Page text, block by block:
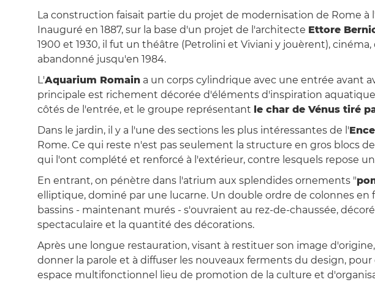
La construction faisait partie du projet de modernisation de Rome à
Inauguré en 1887, sur la base d'un projet de l'architecte Ettore
1900 et 1930, il fut un théâtre (Petrolini et Viviani y jouèrent),
abandonné jusqu'en 1984.
L'Aquarium Romaina un corps cylindrique avec une entrée avant
principale est richement décorée d'éléments d'inspiration
côtés de l'entrée, et le groupe représentant le char de Vénus tiré
Dans le jardin, il y a l'une des sections les plus intéressantes de l'
Rome. Ce qui reste n'est pas seulement la structure en gros blocs
qui l'ont complété et renforcé à l'extérieur, contre lesquels repose
En entrant, on pénètre dans l'atrium aux splendides ornements "
elliptique, dominé par une lucarne. Un double ordre de colonnes
bassins - maintenant murés - s'ouvraient au rez-de-chaussée,
spectaculaire et la quantité des décorations.
Après une longue restauration, visant à restituer son image
donner la parole et à diffuser les nouveaux ferments du design,
espace multifonctionnel lieu de promotion de la culture et